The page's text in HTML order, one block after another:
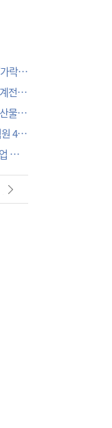
[인터뷰] 송덕수가 잇는 웃다리농악…"가락보다 먼저 배울 건 배려"
닷새간 이어진 웃다리농악의 신명…하계전수마당 성료
[기고]변화하는 바다, 더 정밀해지는 수산물 안전관리
충남교육청 9월 1일자 교원·교육전문직원 479명 인사 단행
충남교육청안전수련원, 상반기 주요사업 성과 점검…미래형 운영 방향 모색
국립공주대 관광경영학과, 공주 관광 미래 이끌 대학생 아이디어 찾는다
정부 국가철도망 계획에 대전시 역량 집중해야